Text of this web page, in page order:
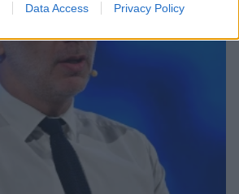
Data Access Privacy Policy